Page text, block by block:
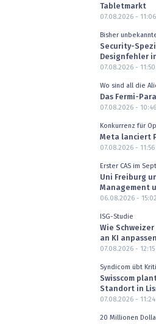
Tabletmarkt
07.08.2026 - 11:06
Bisher
Security-
Designfehler
07.08.2026 - 11:50
Wo sind all die
Das Fermi-
07.08.2026 - 10:46
Konkurrenz für
Meta lanciert
07.08.2026 - 11:56
Erster CAS im
Uni Freiburg
Management
06.08.2026 - 15:02
ISG-Studie
Wie
an KI anpassen
07.08.2026 - 12:15
Syndicom übt
Swisscom
Standort in
07.08.2026 - 11:24
20 Millionen